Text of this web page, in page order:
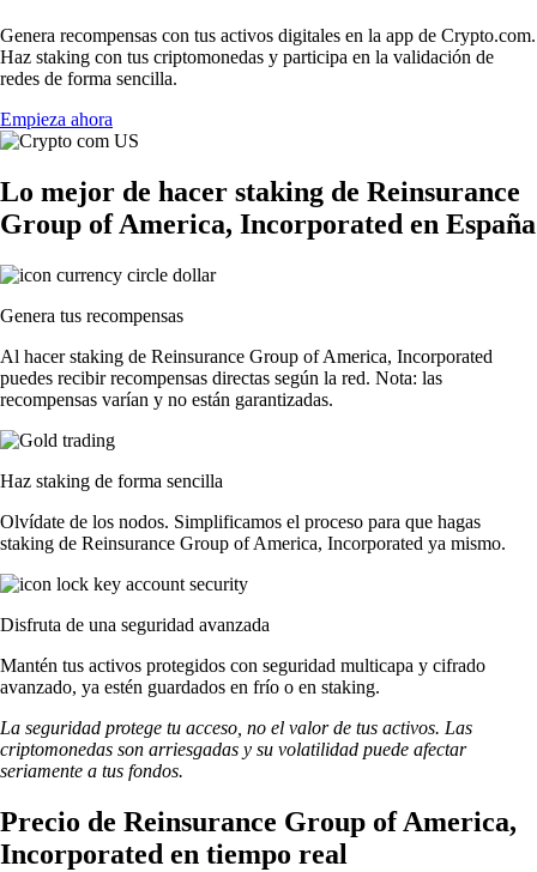
Genera recompensas con tus activos digitales en la app de Crypto.com.
Haz staking con tus criptomonedas y participa en la validación de
redes de forma sencilla.
Empieza ahora
Lo mejor de hacer staking de Reinsurance
Group of America, Incorporated en España
Genera tus recompensas
Al hacer staking de Reinsurance Group of America, Incorporated
puedes recibir recompensas directas según la red. Nota: las
recompensas varían y no están garantizadas.
Haz staking de forma sencilla
Olvídate de los nodos. Simplificamos el proceso para que hagas
staking de Reinsurance Group of America, Incorporated ya mismo.
Disfruta de una seguridad avanzada
Mantén tus activos protegidos con seguridad multicapa y cifrado
avanzado, ya estén guardados en frío o en staking.
La seguridad protege tu acceso, no el valor de tus activos. Las
criptomonedas son arriesgadas y su volatilidad puede afectar
seriamente a tus fondos.
Precio de Reinsurance Group of America,
Incorporated en tiempo real